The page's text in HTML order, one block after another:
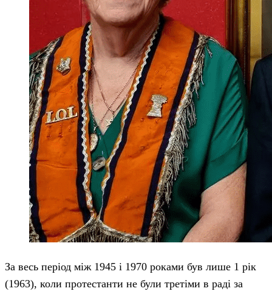
За весь період між 1945 і 1970 роками був лише 1 рік
(1963), коли протестанти не були третіми в раді за